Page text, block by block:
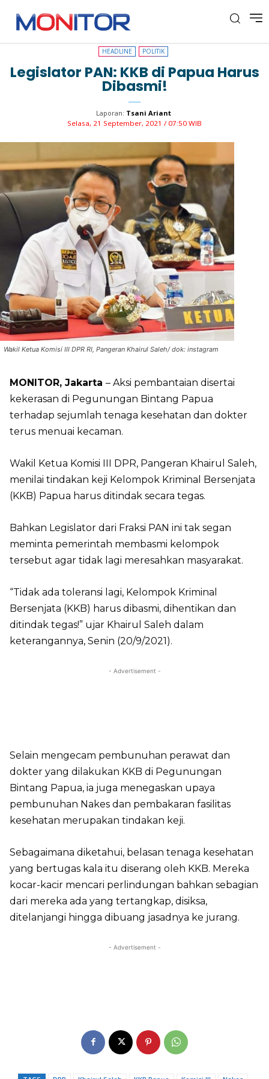
HEADLINE POLITIK
HEADLINE POLITIK
Legislator PAN: KKB di Papua Harus
Dibasmi!
Laporan: Tsani Ariant
Selasa, 21 September, 2021 / 07:50 WIB
Wakil Ketua Komisi III DPR RI, Pangeran Khairul Saleh/ dok: instagram
MONITOR, Jakarta – Aksi pembantaian disertai
kekerasan di Pegunungan Bintang Papua
terhadap sejumlah tenaga kesehatan dan dokter
terus menuai kecaman.
Wakil Ketua Komisi III DPR, Pangeran Khairul Saleh,
menilai tindakan keji Kelompok Kriminal Bersenjata
(KKB) Papua harus ditindak secara tegas.
Bahkan Legislator dari Fraksi PAN ini tak segan
meminta pemerintah membasmi kelompok
tersebut agar tidak lagi meresahkan masyarakat.
“Tidak ada toleransi lagi, Kelompok Kriminal
Bersenjata (KKB) harus dibasmi, dihentikan dan
ditindak tegas!” ujar Khairul Saleh dalam
keterangannya, Senin (20/9/2021).
- Advertisement -
Selain mengecam pembunuhan perawat dan
dokter yang dilakukan KKB di Pegunungan
Bintang Papua, ia juga menegaskan upaya
pembunuhan Nakes dan pembakaran fasilitas
kesehatan merupakan tindakan keji.
Sebagaimana diketahui, belasan tenaga kesehatan
yang bertugas kala itu diserang oleh KKB. Mereka
kocar-kacir mencari perlindungan bahkan sebagian
dari mereka ada yang tertangkap, disiksa,
ditelanjangi hingga dibuang jasadnya ke jurang.
- Advertisement -